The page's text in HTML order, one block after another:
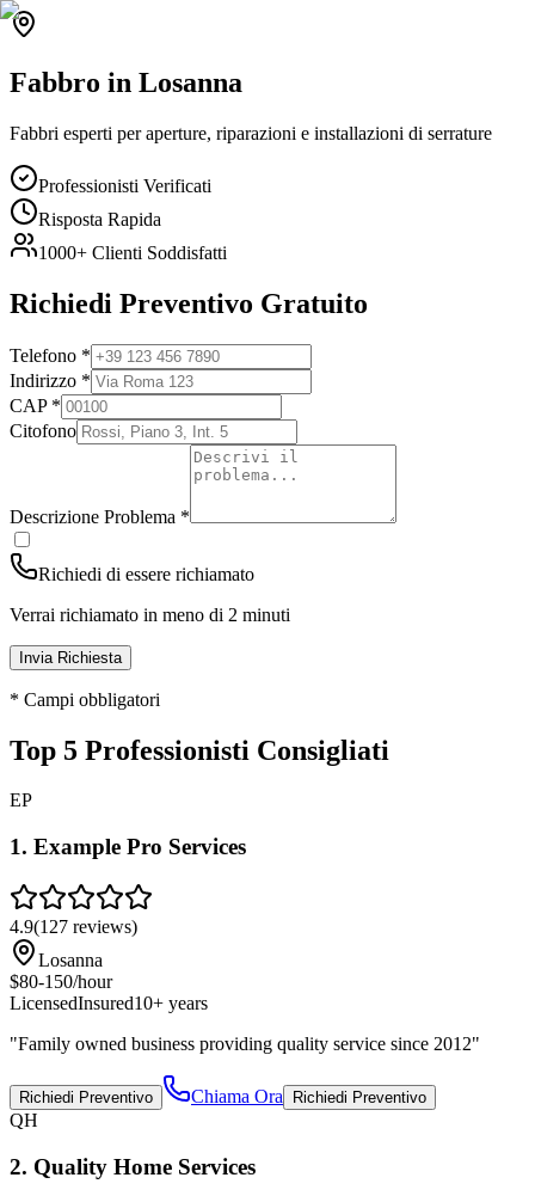
Fabbro in Losanna
Fabbri esperti per aperture, riparazioni e installazioni di serrature
Professionisti Verificati
Risposta Rapida
1000+ Clienti Soddisfatti
Richiedi Preventivo Gratuito
Telefono *
Indirizzo *
CAP *
Citofono
Descrizione Problema *
Richiedi di essere richiamato
Verrai richiamato in meno di 2 minuti
Invia Richiesta
* Campi obbligatori
Top 5 Professionisti Consigliati
EP
1. Example Pro Services
4.9(127 reviews)
Losanna
$80-150/hour
LicensedInsured10+ years
"Family owned business providing quality service since 2012"
Richiedi Preventivo Chiama Ora Richiedi Preventivo
QH
2. Quality Home Services